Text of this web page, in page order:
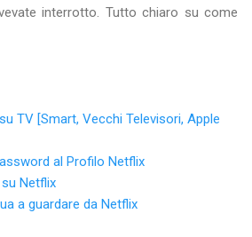
interrotto. Tutto chiaro su come
TV [Smart, Vecchi Televisori, Apple
al Profilo Netflix
Netflix
a guardare da Netflix